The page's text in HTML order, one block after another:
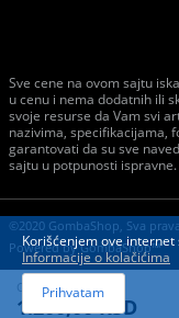
Sve cene na ovom sajtu
u cenu i nema dodatnih ili
svoje resurse da Vam svi
nazivima, specifikacijama,
garantovati da su sve
sajtu u potpunosti ispravne.
©2020 GombaShop, Sva
Powered byGombaShop™
Cena:
1.200,00 RSD
Korišćenjem ove
Informacije o kolačićima
Prihvatam